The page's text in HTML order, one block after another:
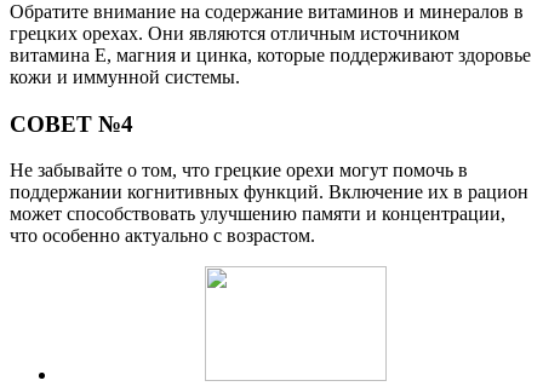
Обратите внимание на содержание витаминов и минералов в
грецких орехах. Они являются отличным источником
витамина E, магния и цинка, которые поддерживают здоровье
кожи и иммунной системы.
СОВЕТ №4
Не забывайте о том, что грецкие орехи могут помочь в
поддержании когнитивных функций. Включение их в рацион
может способствовать улучшению памяти и концентрации,
что особенно актуально с возрастом.